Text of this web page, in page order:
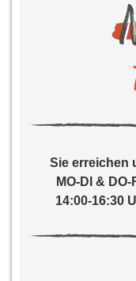
Sie erreichen
MO-DI & DO-
14:00-16:30